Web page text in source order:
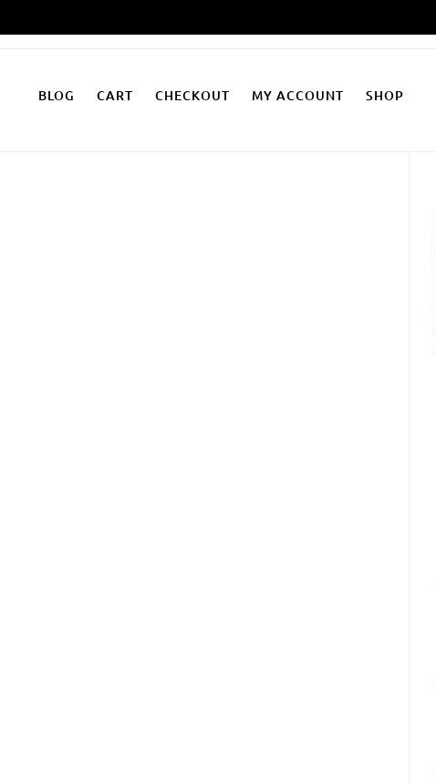
Inhalt
BLOG CART CHECKOUT MY ACCOUNT SHOP